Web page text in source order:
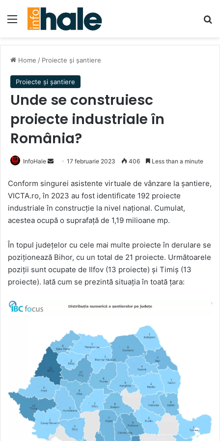
Menu
Home / Proiecte și șantiere
Proiecte și șantiere
Unde se construiesc
proiecte industriale în
România?
InfoHale
Send
email
17 februarie 2023 406 Less than a minute
Conform singurei asistente virtuale de vânzare la șantiere,
VICTA.ro, în 2023 au fost identificate 192 proiecte
industriale în construcție la nivel național. Cumulat,
acestea ocupă o suprafață de 1,19 milioane mp.
În topul județelor cu cele mai multe proiecte în derulare se
poziționează Bihor, cu un total de 21 proiecte. Următoarele
poziții sunt ocupate de Ilfov (13 proiecte) și Timiș (13
proiecte). Iată cum se prezintă situația în toată țara: